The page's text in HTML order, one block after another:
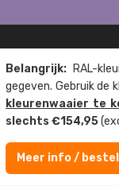
Belangrijk: RAL-
gegeven. Gebruik de
kleuren­waaier te
slechts €154,95
Meer info /